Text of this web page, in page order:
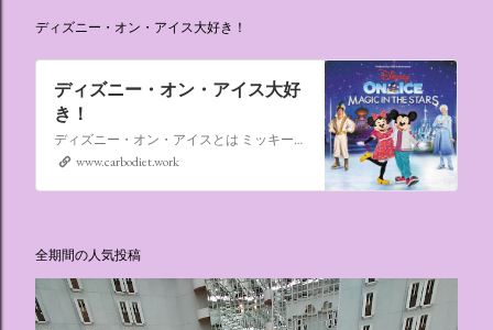
ディズニー・オン・アイス大好き！
ディズニー・オン・アイス大好
き！
ディズニー・オン・アイスとは ミッキーマウスやミニーマウスをはじめ、たくさんのディズニーキャラクターが登場し、世代を超えて愛され続けている、氷の上のミュージカルショーです。
www.carbodiet.work
全期間の人気投稿